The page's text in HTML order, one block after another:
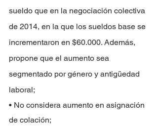
sueldo que en la negociación colectiva
de 2014, en la que los sueldos base se
incrementaron en $60.000. Además,
propone que el aumento sea
segmentado por género y antigüedad
laboral;
• No considera aumento en asignación
de colación;